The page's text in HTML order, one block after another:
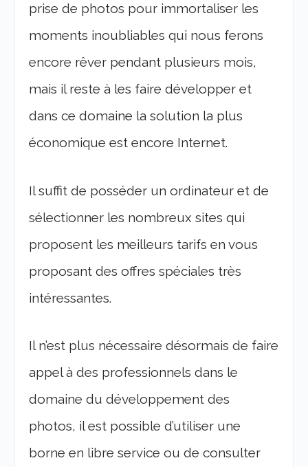
prise de photos pour immortaliser les
moments inoubliables qui nous ferons
encore rêver pendant plusieurs mois,
mais il reste à les faire développer et
dans ce domaine la solution la plus
économique est encore Internet.
Il suffit de posséder un ordinateur et de
sélectionner les nombreux sites qui
proposent les meilleurs tarifs en vous
proposant des offres spéciales très
intéressantes.
Il n’est plus nécessaire désormais de faire
appel à des professionnels dans le
domaine du développement des
photos, il est possible d’utiliser une
borne en libre service ou de consulter